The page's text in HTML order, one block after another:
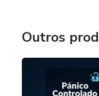
- Uma parceria de
Outros